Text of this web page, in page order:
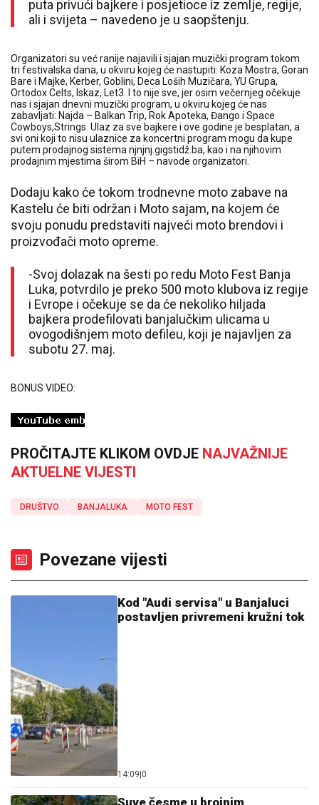
puta privući bajkere i posjetioce iz zemlje, regije,
ali i svijeta – navedeno je u saopštenju.
Organizatori su već ranije najavili i sjajan muzički program tokom
tri festivalska dana, u okviru kojeg će nastupiti: Koza Mostra, Goran
Bare i Majke, Kerber, Goblini, Deca Loših Muzičara, YU Grupa,
Ortodox Celts, Iskaz, Let3. I to nije sve, jer osim večernjeg očekuje
nas i sjajan dnevni muzički program, u okviru kojeg će nas
zabavljati: Najda – Balkan Trip, Rok Apoteka, Đango i Space
Cowboys,Strings. Ulaz za sve bajkere i ove godine je besplatan, a
svi oni koji to nisu ulaznice za koncertni program mogu da kupe
putem prodajnog sistema njnjnj.gigstidž.ba, kao i na njihovim
prodajnim mjestima širom BiH – navode organizatori.
Dodaju kako će tokom trodnevne moto zabave na
Kastelu će biti održan i Moto sajam, na kojem će
svoju ponudu predstaviti najveći moto brendovi i
proizvođači moto opreme.
-Svoj dolazak na šesti po redu Moto Fest Banja
Luka, potvrdilo je preko 500 moto klubova iz regije
i Evrope i očekuje se da će nekoliko hiljada
bajkera prodefilovati banjalučkim ulicama u
ovogodišnjem moto defileu, koji je najavljen za
subotu 27. maj.
BONUS VIDEO:
PROČITAJTE KLIKOM OVDJE NAJVAŽNIJE
AKTUELNE VIJESTI
DRUŠTVO BANJALUKA MOTO FEST
Povezane vijesti
Kod "Audi servisa" u Banjaluci
postavljen privremeni kružni tok
14:09 0